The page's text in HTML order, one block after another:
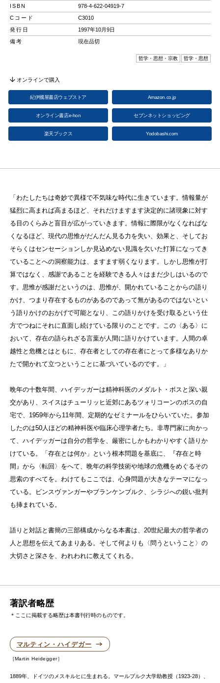
ISBN
978-4-622-04919-7
Cコード
C3010
発行日
1997年10月9日
備考
現在品切
哲学・思想・宗教 哲学・思想
オンラインで購入
紀伊國屋書店ウェブストア Amazon.co.jp
オンライン書店e-hon セブンネットショッピング
楽天ブックス Yodobashi.com
「わたしたちは奇妙で異様で不気味な時代に生きています。情報量が
猛烈に高まれば高まるほど、それだけますます決定的に諸現象に対す
る目のくらみと盲目が広がっていきます。情報に際限がなくなればな
くなるほど、現代の思惟がだんだん見る力を失い、効果と、そしてお
そらくはセンセーションしか見込めない見識を欠いた打算になってき
ていることへの洞察能力は、ますます弱くなります。しかし思惟が打
算ではなく、感謝であることを経験できる人々はまだ少しはいるので
す。思惟が感謝だというのは、思惟が、開かれていることからの語り
かけ、つまり存在するものがあるのであって無があるのではないとい
う語りかけのおかげで可能となり、この語りかけを受け取るという仕
方でつねにそれに直面し続けている限りのことです。この〈ある〉に
おいて、存在の語られざる言葉が人間に語りかけています。人間の卓
越性と危機とはともに、存在者としての存在者にとって多様なありか
たで開かれて立つということに基づいているのです。」
晩年の十数年間、ハイデッガーは精神科医のメダルト・ボスと深い親
交があり、スイスはチューリッヒ近郊にあるツォリコーンのボスの自
宅で、1959年から11年間、定期的なゼミナールをひらいていた。参加
したのは50人ほどの精神科医や臨床心理学者たち。非専門家に向かっ
て、ハイデッガーは自分の哲学を、厳密にしかもわかりやすく語りか
けている。「存在とは何か」という根本問題を基底に、『存在と時
間』から〈転回〉をへて、晩年の科学技術や地球の危機をめぐるその
思索のすべてを。わけてもここでは、心身問題が大きなテーマになっ
ている。ビンスヴァンガーやブランケンブルク、シラジへの鋭い批判
も挿まれている。
語りと対話と書簡の三部構成からなる本書は、20世紀最大の哲学者の
人と思想を伝えてあまりある。そして何よりも〈問うということ〉の
大切さと深さを、われわれに教えてくれる。
著訳者略歴
＊ここに掲載する略歴は本書刊行時のものです。
マルティン・ハイデガー
Martin Heidegger
1889年、ドイツのメスキルヒに生まれる。マールブルク大学助教授（1923-28）、